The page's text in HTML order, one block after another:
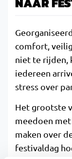
comfort,
niet te rijden,
iedereen
stress over
Het grootste
meedoen
maken over
festivaldag